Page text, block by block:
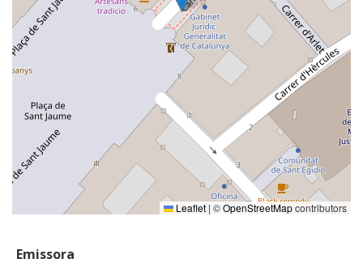
Leaflet|©OpenStreetMapcontributors
Emissora